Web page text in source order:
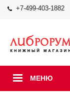
+7-499-403-1882
МЕНЮ